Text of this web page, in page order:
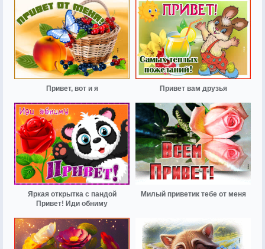
Привет, вот и я Привет вам друзья
Яркая открытка с пандой
Привет! Иди обниму
Милый приветик тебе от меня